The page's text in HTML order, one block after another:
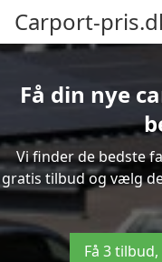
Carport-
Få din nye
Vi finder de bedste
gratis tilbud og vælg
Få 3